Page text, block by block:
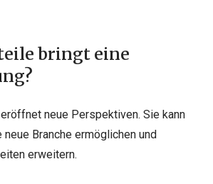
bringt eine
neue Perspektiven. Sie kann
Branche ermöglichen und
erweitern.